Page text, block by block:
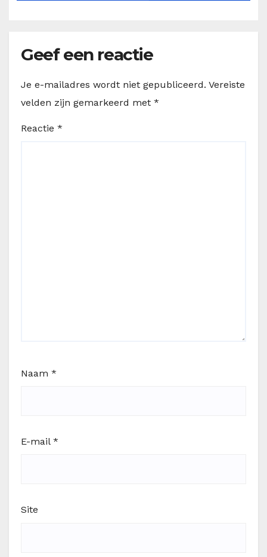
Geef een reactie
Je e-mailadres wordt niet gepubliceerd. Vereiste
velden zijn gemarkeerd met *
Reactie *
Naam *
E-mail *
Site